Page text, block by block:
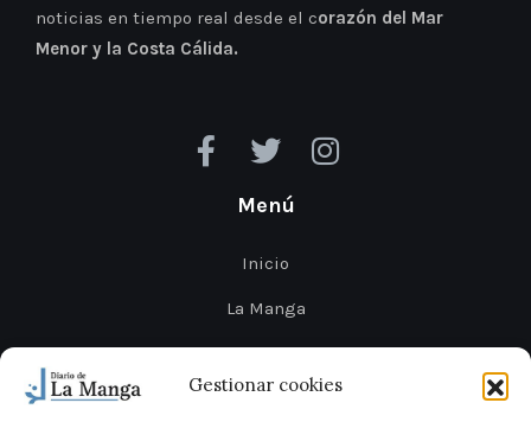
Gestionar cookies
noticias en tiempo real desde el corazón del Mar
Menor y la Costa Cálida.
Menú
Inicio
La Manga
Cabo de Palos
Mar Menor